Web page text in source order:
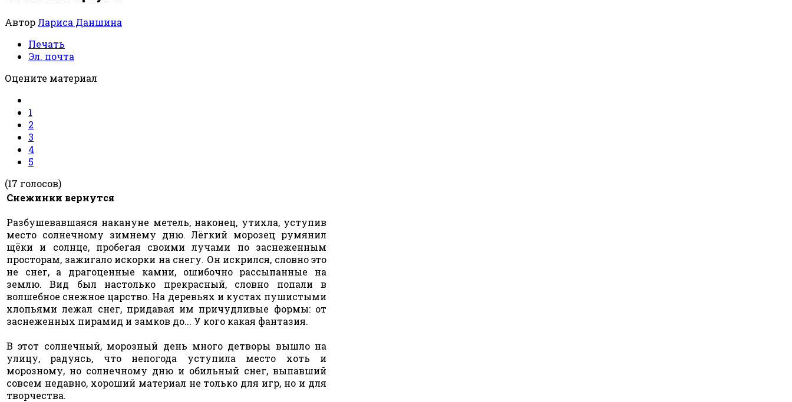
Автор Лариса Даншина
Печать
Эл. почта
Оцените материал
1
2
3
4
5
(17 голосов)
Снежинки вернутся
Разбушевавшаяся накануне метель, наконец, утихла, уступив
место солнечному зимнему дню. Лёгкий морозец румянил
щёки и солнце, пробегая своими лучами по заснеженным
просторам, зажигало искорки на снегу. Он искрился, словно это
не снег, а драгоценные камни, ошибочно рассыпанные на
землю. Вид был настолько прекрасный, словно попали в
волшебное снежное царство. На деревьях и кустах пушистыми
хлопьями лежал снег, придавая им причудливые формы: от
заснеженных пирамид и замков до... У кого какая фантазия.
В этот солнечный, морозный день много детворы вышло на
улицу, радуясь, что непогода уступила место хоть и
морозному, но солнечному дню и обильный снег, выпавший
совсем недавно, хороший материал не только для игр, но и для
творчества.